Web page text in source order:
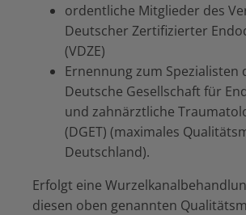
ordentliche Mitglieder des
Deutscher Zertifizierter
(VDZE)
Ernennung zum Spezialisten
Deutsche Gesellschaft für
und zahnärztliche
(DGET) (maximales
Deutschland).
Erfolgt eine
diesen oben genannten